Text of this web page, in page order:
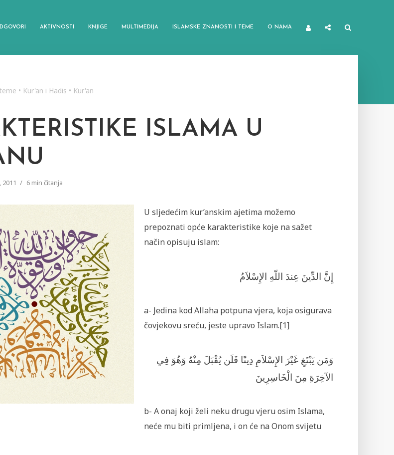
AKTIVNOSTI KNJIGE MULTIMEDIJA ISLAMSKE ZNANOSTI I TEME O NAMA
• Kur'an i Hadis • Kur'an
ISLAMA U
2011 6 min čitanja
U sljedećim kur’anskim ajetima možemo
prepoznati opće karakteristike koje na sažet
način opisuju islam:
إِنَّ الدِّينَ عِندَ اللّهِ الإِسْلاَمُ
a- Jedina kod Allaha potpuna vjera, koja osigurava
čovjekovu sreću, jeste upravo Islam.[1]
وَمَن يَبْتَغِ غَيْرَ الإِسْلاَمِ دِينًا فَلَن يُقْبَلَ مِنْهُ وَهُوَ فِي
الآخِرَةِ مِنَ الْخَاسِرِينَ
b- A onaj koji želi neku drugu vjeru osim Islama,
neće mu biti primljena, i on će na Onom svijetu